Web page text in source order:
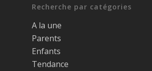
Recherche par catégories
A la une
Parents
Enfants
Tendance